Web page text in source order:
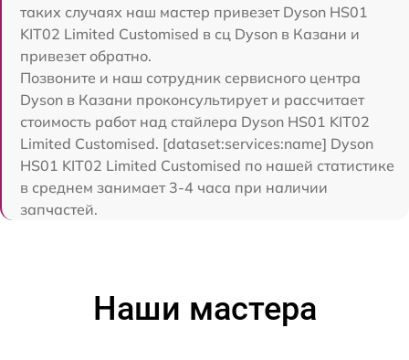
таких случаях наш мастер привезет Dyson HS01
KIT02 Limited Customised в сц Dyson в Казани и
привезет обратно.
Позвоните и наш сотрудник сервисного центра
Dyson в Казани проконсультирует и рассчитает
стоимость работ над стайлера Dyson HS01 KIT02
Limited Customised. [dataset:services:name] Dyson
HS01 KIT02 Limited Customised по нашей статистике
в среднем занимает 3-4 часа при наличии
запчастей.
Наши мастера